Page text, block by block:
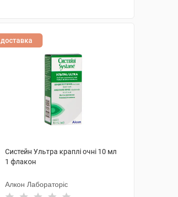
доставка
Систейн Ультра краплі очні 10 мл
1 флакон
Алкон Лабораторіс